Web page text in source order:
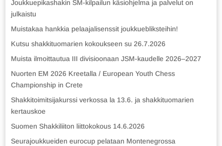
Joukkuepikashakin SM-kilpailun käsiohjelma ja palvelut on
julkaistu
Muistakaa hankkia pelaajalisenssit joukkuebliksteihin!
Kutsu shakkituomarien kokoukseen su 26.7.2026
Muista ilmoittautua III divisioonaan JSM-kaudelle 2026–2027
Nuorten EM 2026 Kreetalla / European Youth Chess
Championship in Crete
Shakkitoimitsijakurssi verkossa la 13.6. ja shakkituomarien
kertauskoe
Suomen Shakkiliiton liittokokous 14.6.2026
Seurajoukkueiden eurocup pelataan Montenegrossa